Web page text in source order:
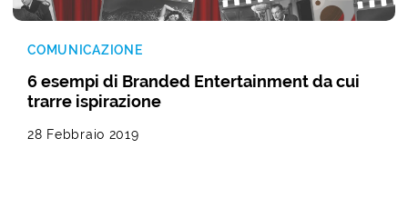
COMUNICAZIONE
6 esempi di Branded Entertainment da cui
trarre ispirazione
28 Febbraio 2019